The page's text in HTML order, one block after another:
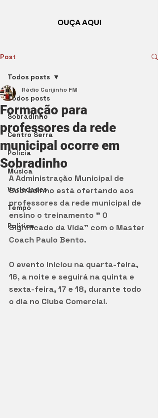
OUÇA AQUI
Post
Todos posts
Sobradinho
Centro Serra
Polícia
Música
Variedades
Tempo
Política
Todos posts
Formação para
professores da rede
municipal ocorre em
Sobradinho
Rádio Carijinho FM
A Administração Municipal de
Sobradinho está ofertando aos
professores da rede municipal de
ensino o treinamento " O
Significado da Vida" com o Master
Coach Paulo Bento.
O evento iniciou na quarta-feira,
16, a noite e seguirá na quinta e
sexta-feira, 17 e 18, durante todo
o dia no Clube Comercial.